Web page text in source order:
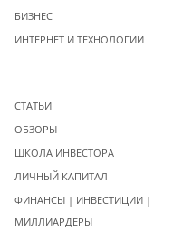
БИЗНЕС
ИНТЕРНЕТ И ТЕХНОЛОГИИ
СТАТЬИ
ОБЗОРЫ
ШКОЛА ИНВЕСТОРА
ЛИЧНЫЙ КАПИТАЛ
ФИНАНСЫ | ИНВЕСТИЦИИ |
МИЛЛИАРДЕРЫ